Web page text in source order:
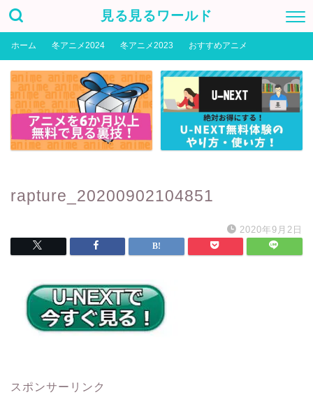
見る見るワールド
ホーム 冬アニメ2024 冬アニメ2023 おすすめアニメ
rapture_20200902104851
2020年9月2日
スポンサーリンク